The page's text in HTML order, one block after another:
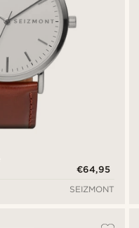
€64,95
SEIZMONT